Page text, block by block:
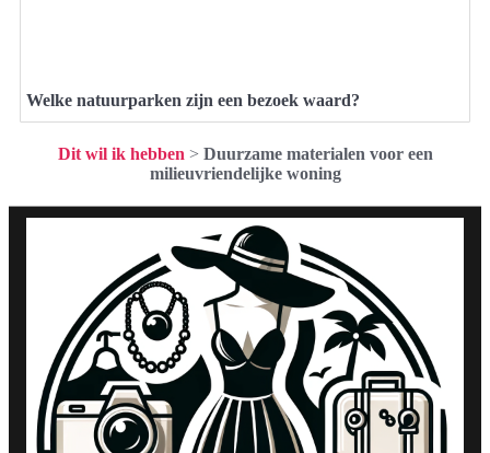
Welke natuurparken zijn een bezoek waard?
Dit wil ik hebben > Duurzame materialen voor een
milieuvriendelijke woning